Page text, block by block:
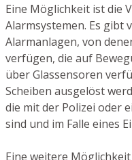
Eine Möglichkeit ist die
Alarmsystemen. Es gibt
Alarmanlagen, von
verfügen, die auf
über Glassensoren
Scheiben ausgelöst
die mit der Polizei oder
sind und im Falle eines
Eine weitere